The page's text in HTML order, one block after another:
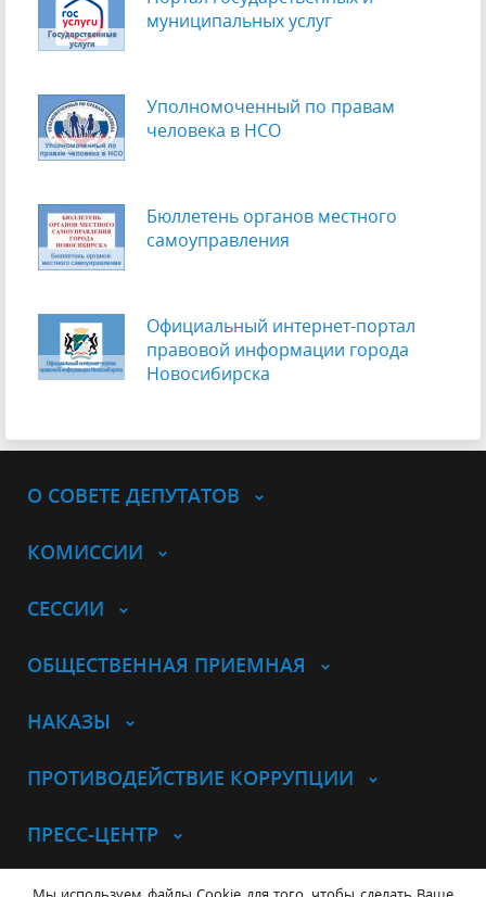
муниципальных услуг
Уполномоченный по правам
человека в НСО
Бюллетень органов местного
самоуправления
Официальный интернет-портал
правовой информации города
Новосибирска
О СОВЕТЕ ДЕПУТАТОВ
КОМИССИИ
СЕССИИ
ОБЩЕСТВЕННАЯ ПРИЕМНАЯ
НАКАЗЫ
ПРОТИВОДЕЙСТВИЕ КОРРУПЦИИ
ПРЕСС-ЦЕНТР
© Совет депутатов города